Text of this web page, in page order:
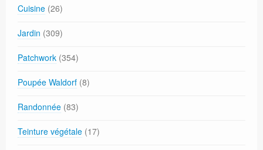
Cuisine (26)
Jardin (309)
Patchwork (354)
Poupée Waldorf (8)
Randonnée (83)
Teinture végétale (17)